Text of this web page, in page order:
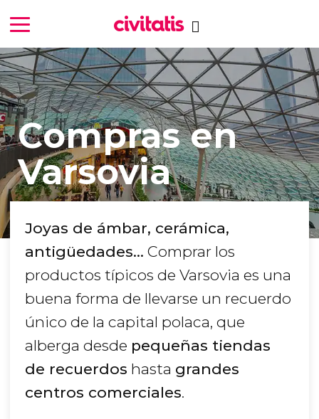
Compras en
Varsovia
Joyas de ámbar, cerámica,
antigüedades… Comprar los
productos típicos de Varsovia es una
buena forma de llevarse un recuerdo
único de la capital polaca, que
alberga desde pequeñas tiendas
de recuerdos hasta grandes
centros comerciales.